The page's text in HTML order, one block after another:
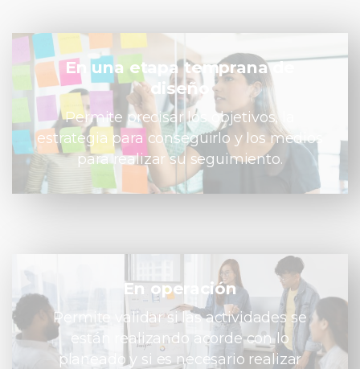
En una etapa temprana de
diseño
Permite precisar los objetivos, la
estrategia para conseguirlo y los medios
para realizar su seguimiento.
En operación
Permite validar si las actividades se
están realizando acorde con lo
planeado y si es necesario realizar